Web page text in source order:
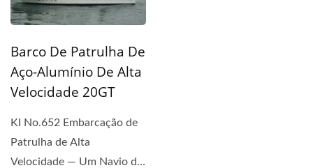
Barco De Patrulha De
Aço-Alumínio De Alta
Velocidade 20GT
KI No.652 Embarcação de
Patrulha de Alta
Velocidade — Um Navio de